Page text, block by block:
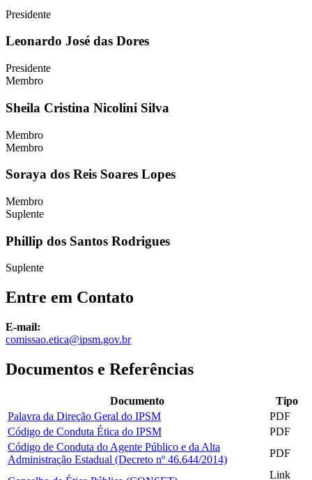
Presidente
Leonardo José das Dores
Presidente
Membro
Sheila Cristina Nicolini Silva
Membro
Membro
Soraya dos Reis Soares Lopes
Membro
Suplente
Phillip dos Santos Rodrigues
Suplente
Entre em Contato
E-mail:
comissao.etica@ipsm.gov.br
Documentos e Referências
Documento
Tipo
Palavra da Direção Geral do IPSM
PDF
Código de Conduta Ética do IPSM
PDF
Código de Conduta do Agente Público e da Alta
Administração Estadual (Decreto nº 46.644/2014)
PDF
Link